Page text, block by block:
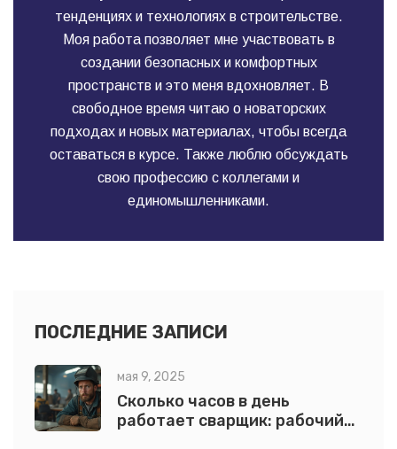
тенденциях и технологиях в строительстве.
Моя работа позволяет мне участвовать в
создании безопасных и комфортных
пространств и это меня вдохновляет. В
свободное время читаю о новаторских
подходах и новых материалах, чтобы всегда
оставаться в курсе. Также люблю обсуждать
свою профессию с коллегами и
единомышленниками.
ПОСЛЕДНИЕ ЗАПИСИ
мая 9, 2025
Сколько часов в день
работает сварщик: рабочий